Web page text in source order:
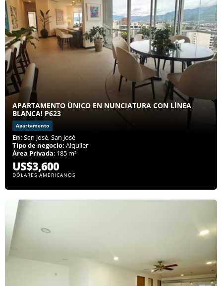
APARTAMENTO ÚNICO EN NUNCIATURA CON LÍNEA
BLANCA! P623
Apartamento
En: San José, San José
Tipo de negocio: Alquiler
Área Privada: 185 m²
US$3,600
DÓLARES AMERICANOS